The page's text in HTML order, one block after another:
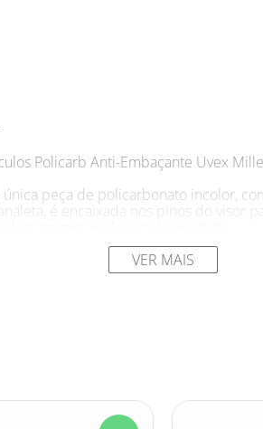
Policarb Anti-Embaçante Uvex
peça de policarbonato incolor,
é encaixada nos pinos do visor
articulada através de pinos metálicos,
volantes multidirecionais
ou entrar em contato com
VER MAIS